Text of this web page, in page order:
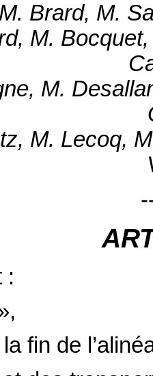
Brard, M.
M.
M.
M. Lecoq,
:
fin de